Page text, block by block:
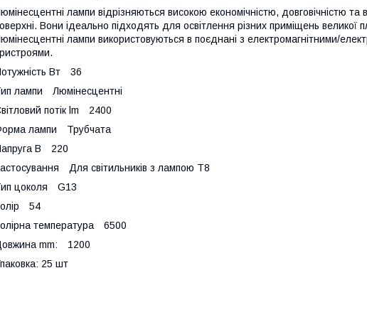
лампи відрізняються високою економічністю, довговічністю
Вони ідеально підходять для освітлення різних приміщень великої
лампи використовуються в поєднані з електромагнітними/
Вт 36
лампи Люмінесцентні
потік lm 2400
лампи Трубчата
В 220
Для світильників з лампою Т8
цоколя G13
54
температура 6500
mm: 1200
25 шт